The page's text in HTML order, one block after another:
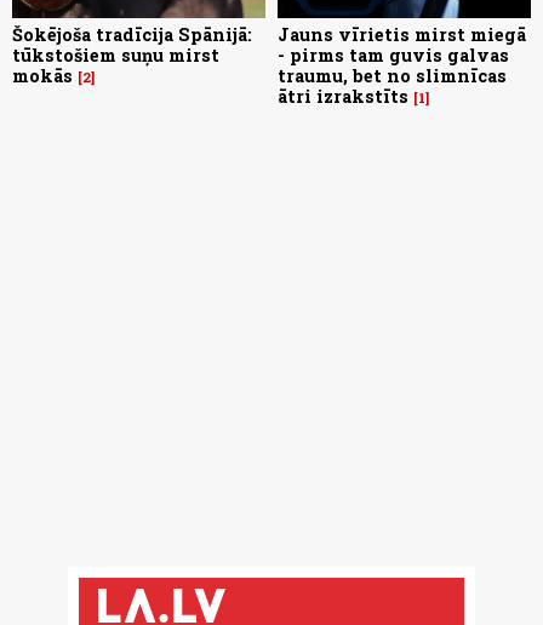
Šokējoša tradīcija Spānijā:
tūkstošiem suņu mirst
mokās
2
Jauns vīrietis mirst miegā
- pirms tam guvis galvas
traumu, bet no slimnīcas
ātri izrakstīts
1